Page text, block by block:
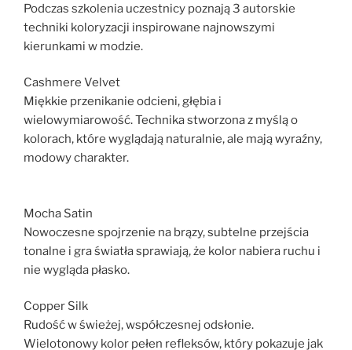
Podczas szkolenia uczestnicy poznają 3 autorskie
techniki koloryzacji inspirowane najnowszymi
kierunkami w modzie.
Cashmere Velvet
Miękkie przenikanie odcieni, głębia i
wielowymiarowość. Technika stworzona z myślą o
kolorach, które wyglądają naturalnie, ale mają wyraźny,
modowy charakter.
Mocha Satin
Nowoczesne spojrzenie na brązy, subtelne przejścia
tonalne i gra światła sprawiają, że kolor nabiera ruchu i
nie wygląda płasko.
Copper Silk
Rudość w świeżej, współczesnej odsłonie.
Wielotonowy kolor pełen refleksów, który pokazuje jak